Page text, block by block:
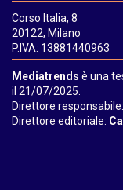
Corso Italia, 8
20122, Milano
P.IVA: 13881440963
Mediatrends è una
il 21/07/2025.
Direttore responsabile:
Direttore editoriale: